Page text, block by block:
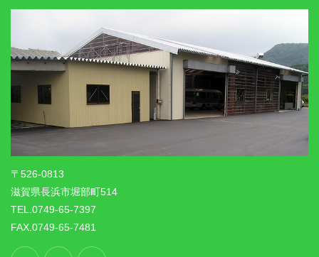
〒526-0813
滋賀県長浜市堀部町514
TEL.0749-65-7397
FAX.0749-65-7481